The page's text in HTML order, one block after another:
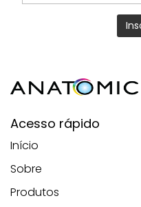
Acesso rápido
Início
Sobre
Produtos